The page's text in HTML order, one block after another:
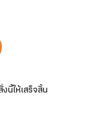
นี้ให้เสร็จสิ้น